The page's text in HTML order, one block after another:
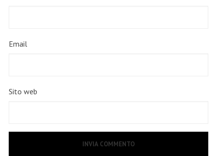
Email
Sito web